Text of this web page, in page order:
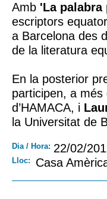
Amb 'La palabra
escriptors
a Barcelona des
de la literatura
En la posterior
participen, a més
d’HAMACA, i
la Universitat de
Dia / Hora: 22/02/
Lloc: Casa